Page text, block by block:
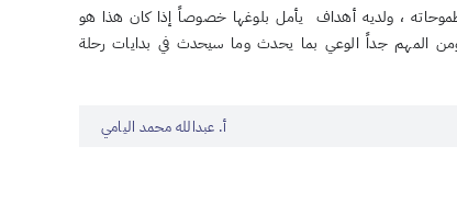
، ولديه أهداف يأمل بلوغها خصوصاً إذا كان هذا هو
. ومن المهم جداً الوعي بما يحدث وما سيحدث في بدايات رحلة
أ. عبدالله محمد اليامي